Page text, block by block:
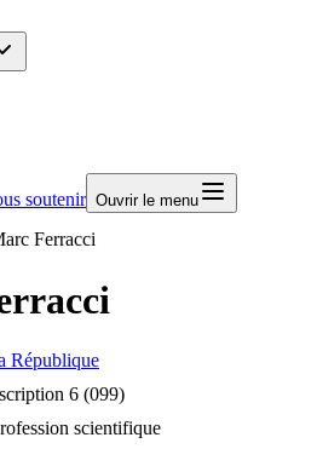
soutenir Ouvrir le menu
Ferracci
République
6 (099)
scientifique